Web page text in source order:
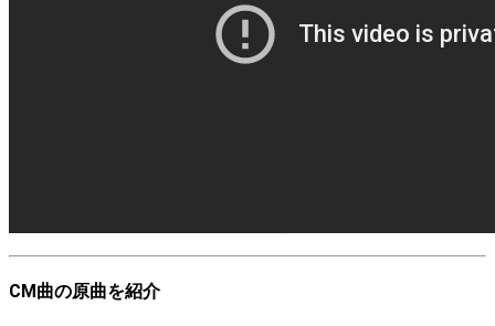
CM曲の原曲を紹介